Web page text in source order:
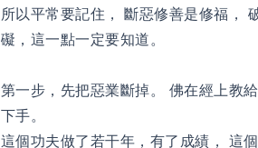
所以平常要記住， 斷惡修善是修福，
礙，這一點一定要知道。
第一步，先把惡業斷掉。 佛在經上教
下手。
這個功夫做了若干年，有了成績， 這